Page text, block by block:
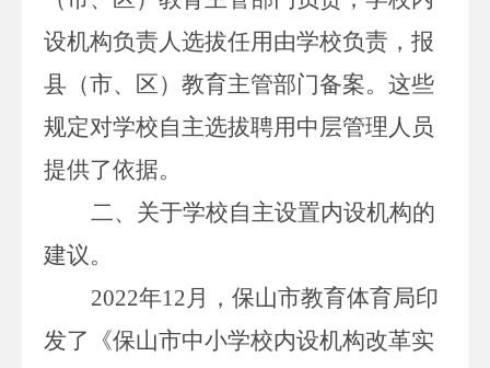
设机构负责人选拔任用由学校负责，报
县（市、区）教育主管部门备案。这些
规定对学校自主选拔聘用中层管理人员
提供了依据。
二、关于学校自主设置内设机构的
建议。
2022年12月，保山市教育体育局印
发了
《保山市中小学校内设机构改革实